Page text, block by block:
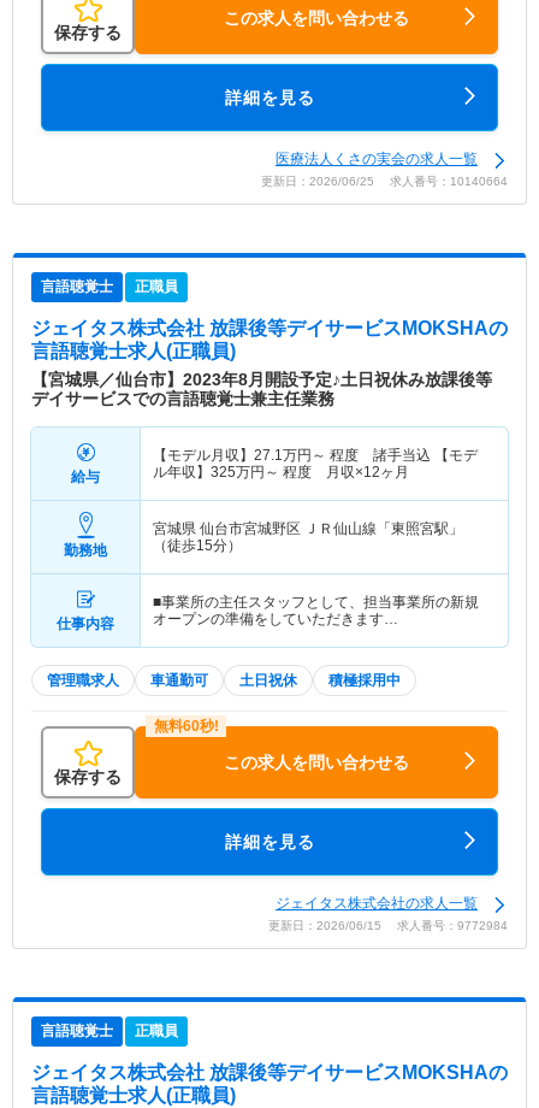
保存する
この求人を問い合わせる
詳細を見る
医療法人くさの実会の求人一覧
更新日：2026/06/25 求人番号：10140664
言語聴覚士 正職員
ジェイタス株式会社 放課後等デイサービスMOKSHAの
言語聴覚士求人(正職員)
【宮城県／仙台市】2023年8月開設予定♪土日祝休み放課後等
デイサービスでの言語聴覚士兼主任業務
給与
【モデル月収】 27.1万円～ 程度 諸手当込 【モデ
ル年収】 325万円～ 程度 月収×12ヶ月
勤務地
宮城県 仙台市宮城野区 ＪＲ仙山線「東照宮駅」
（徒歩15分）
仕事内容
■事業所の主任スタッフとして、担当事業所の新規
オープンの準備をしていただきます…
管理職求人 車通勤可 土日祝休 積極採用中
保存する
この求人を問い合わせる
詳細を見る
ジェイタス株式会社の求人一覧
更新日：2026/06/15 求人番号：9772984
言語聴覚士 正職員
ジェイタス株式会社 放課後等デイサービスMOKSHAの
言語聴覚士求人(正職員)